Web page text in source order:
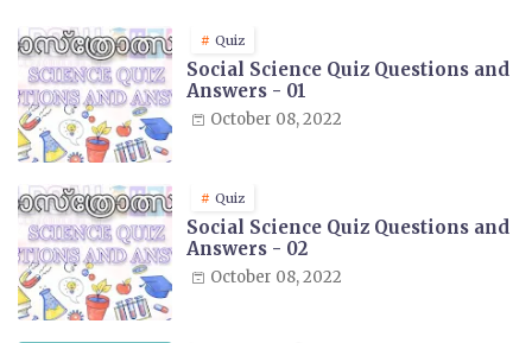
Quiz
Social Science Quiz Questions and
Answers - 01
October 08, 2022
Quiz
Social Science Quiz Questions and
Answers - 02
October 08, 2022